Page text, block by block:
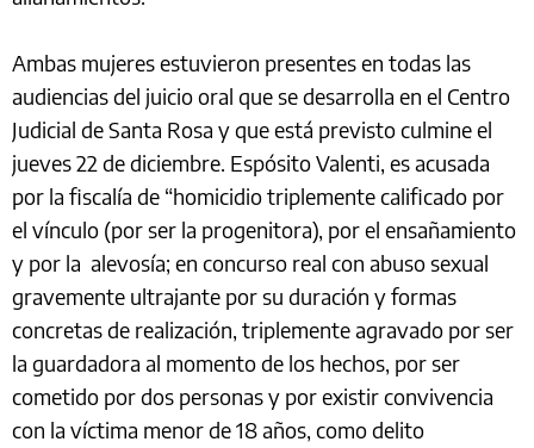
Ambas mujeres estuvieron presentes en todas las
audiencias del juicio oral que se desarrolla en el Centro
Judicial de Santa Rosa y que está previsto culmine el
jueves 22 de diciembre. Espósito Valenti, es acusada
por la fiscalía de “homicidio triplemente calificado por
el vínculo (por ser la progenitora), por el ensañamiento
y por la alevosía; en concurso real con abuso sexual
gravemente ultrajante por su duración y formas
concretas de realización, triplemente agravado por ser
la guardadora al momento de los hechos, por ser
cometido por dos personas y por existir convivencia
con la víctima menor de 18 años, como delito